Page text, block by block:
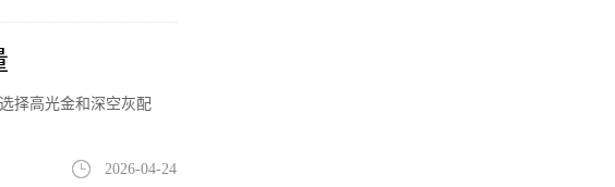
择高光金和深空灰配
2026-04-24